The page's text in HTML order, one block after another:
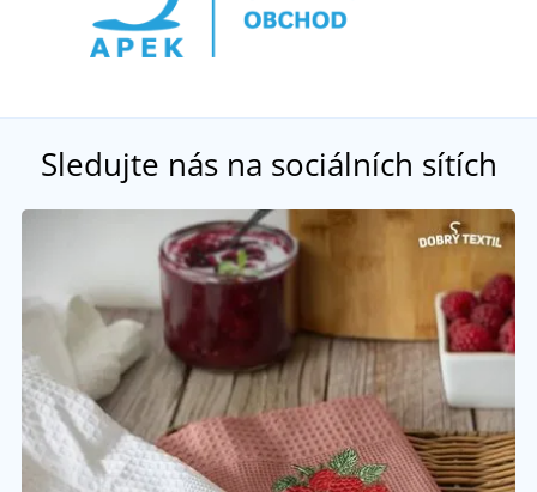
Sledujte nás na sociálních sítích